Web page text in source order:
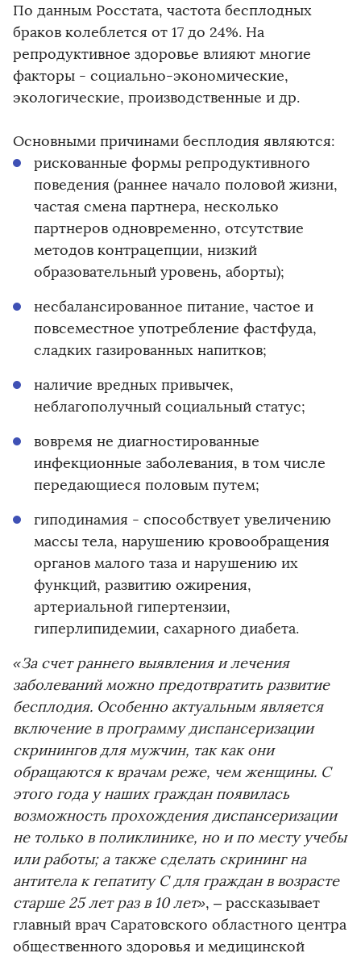
По данным Росстата, частота бесплодных
браков колеблется от 17 до 24%. На
репродуктивное здоровье влияют многие
факторы - социально-экономические,
экологические, производственные и др.
Основными причинами бесплодия являются:
рискованные формы репродуктивного
поведения (раннее начало половой жизни,
частая смена партнера, несколько
партнеров одновременно, отсутствие
методов контрацепции, низкий
образовательный уровень, аборты);
несбалансированное питание, частое и
повсеместное употребление фастфуда,
сладких газированных напитков;
наличие вредных привычек,
неблагополучный социальный статус;
вовремя не диагностированные
инфекционные заболевания, в том числе
передающиеся половым путем;
гиподинамия - способствует увеличению
массы тела, нарушению кровообращения
органов малого таза и нарушению их
функций, развитию ожирения,
артериальной гипертензии,
гиперлипидемии, сахарного диабета.
«За счет раннего выявления и лечения
заболеваний можно предотвратить развитие
бесплодия. Особенно актуальным является
включение в программу диспансеризации
скринингов для мужчин, так как они
обращаются к врачам реже, чем женщины. С
этого года у наших граждан появилась
возможность прохождения диспансеризации
не только в поликлинике, но и по месту учебы
или работы; а также сделать скрининг на
антитела к гепатиту C для граждан в возрасте
старше 25 лет раз в 10 лет», – рассказывает
главный врач Саратовского областного центра
общественного здоровья и медицинской